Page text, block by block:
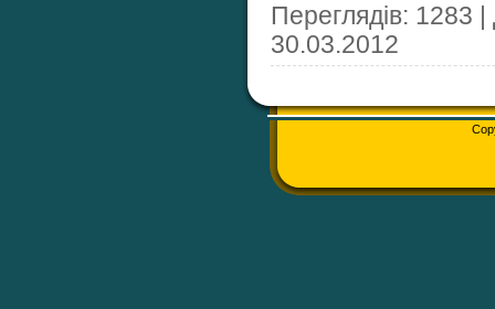
Переглядів: 1283
30.03.2012